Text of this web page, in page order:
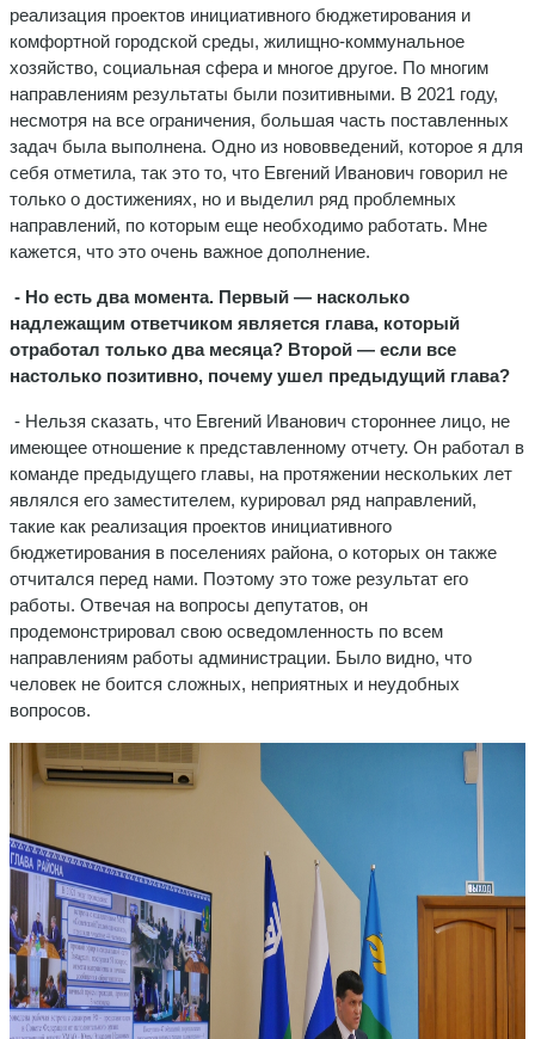
реализация проектов инициативного бюджетирования и
комфортной городской среды, жилищно-коммунальное
хозяйство, социальная сфера и многое другое. По многим
направлениям результаты были позитивными. В 2021 году,
несмотря на все ограничения, большая часть поставленных
задач была выполнена. Одно из нововведений, которое я для
себя отметила, так это то, что Евгений Иванович говорил не
только о достижениях, но и выделил ряд проблемных
направлений, по которым еще необходимо работать. Мне
кажется, что это очень важное дополнение.
- Но есть два момента. Первый — насколько
надлежащим ответчиком является глава, который
отработал только два месяца? Второй — если все
настолько позитивно, почему ушел предыдущий глава?
- Нельзя сказать, что Евгений Иванович стороннее лицо, не
имеющее отношение к представленному отчету. Он работал в
команде предыдущего главы, на протяжении нескольких лет
являлся его заместителем, курировал ряд направлений,
такие как реализация проектов инициативного
бюджетирования в поселениях района, о которых он также
отчитался перед нами. Поэтому это тоже результат его
работы. Отвечая на вопросы депутатов, он
продемонстрировал свою осведомленность по всем
направлениям работы администрации. Было видно, что
человек не боится сложных, неприятных и неудобных
вопросов.